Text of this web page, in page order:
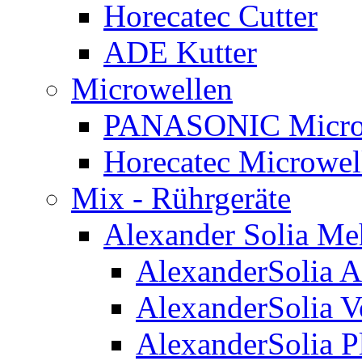
Horecatec Cutter
ADE Kutter
Microwellen
PANASONIC
Horecatec
Mix - Rührgeräte
Alexander Solia
AlexanderSolia
AlexanderSolia
AlexanderSolia